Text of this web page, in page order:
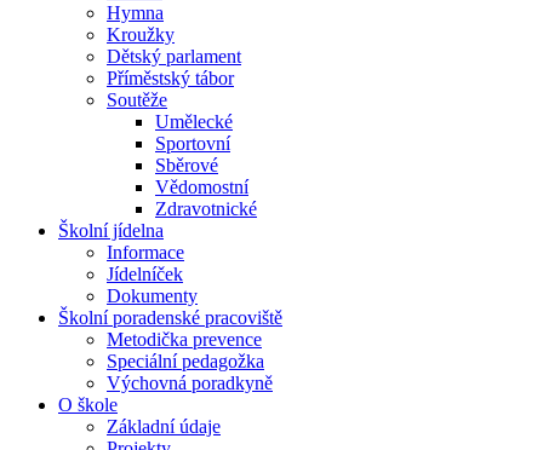
Hymna
Kroužky
Dětský parlament
Příměstský tábor
Soutěže
Umělecké
Sportovní
Sběrové
Vědomostní
Zdravotnické
Školní jídelna
Informace
Jídelníček
Dokumenty
Školní poradenské pracoviště
Metodička prevence
Speciální pedagožka
Výchovná poradkyně
O škole
Základní údaje